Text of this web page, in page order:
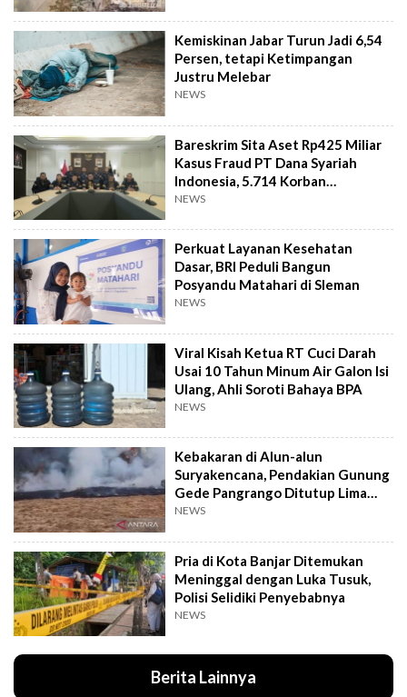
Kemiskinan Jabar Turun Jadi 6,54
Persen, tetapi Ketimpangan
Justru Melebar
NEWS
Bareskrim Sita Aset Rp425 Miliar
Kasus Fraud PT Dana Syariah
Indonesia, 5.714 Korban
Terverifikasai
NEWS
Perkuat Layanan Kesehatan
Dasar, BRI Peduli Bangun
Posyandu Matahari di Sleman
NEWS
Viral Kisah Ketua RT Cuci Darah
Usai 10 Tahun Minum Air Galon Isi
Ulang, Ahli Soroti Bahaya BPA
NEWS
Kebakaran di Alun-alun
Suryakencana, Pendakian Gunung
Gede Pangrango Ditutup Lima
Hari
NEWS
Pria di Kota Banjar Ditemukan
Meninggal dengan Luka Tusuk,
Polisi Selidiki Penyebabnya
NEWS
Berita Lainnya